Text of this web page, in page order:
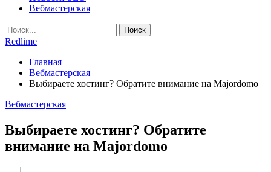
Вебмастерская
Redlime
Главная
Вебмастерская
Выбираете хостинг? Обратите внимание на Majordomo
Вебмастерская
Выбираете хостинг? Обратите
внимание на Majordomo